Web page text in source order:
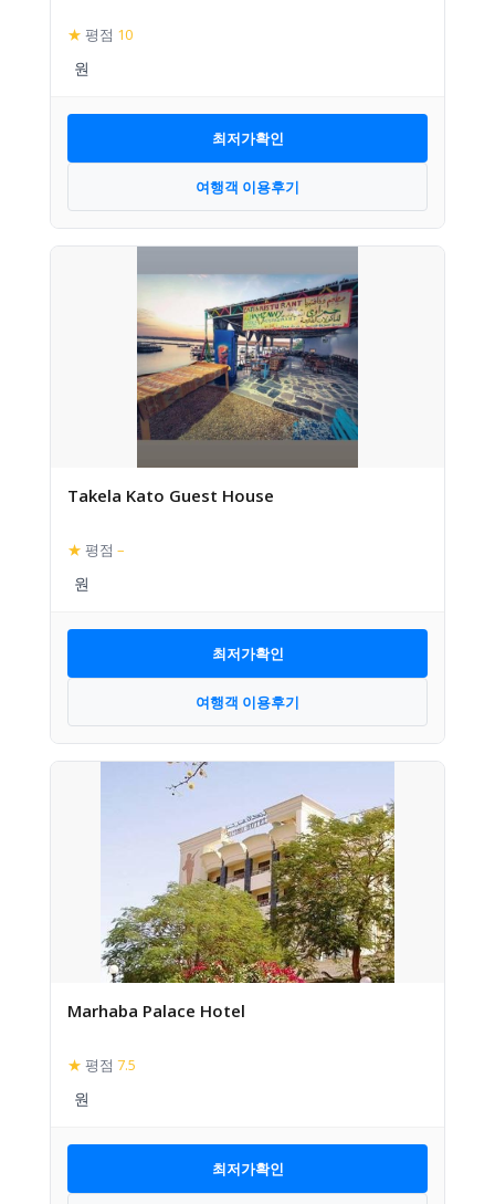
★ 평점 10
최저가확인
여행객 이용후기
Takela Kato Guest House
★ 평점 –
최저가확인
여행객 이용후기
Marhaba Palace Hotel
★ 평점 7.5
최저가확인